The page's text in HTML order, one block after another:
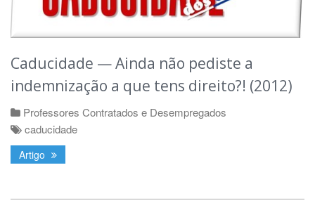
Caducidade — Ainda não pediste a
indemnização a que tens direito?! (2012)
Professores Contratados e Desempregados
caducidade
Artigo